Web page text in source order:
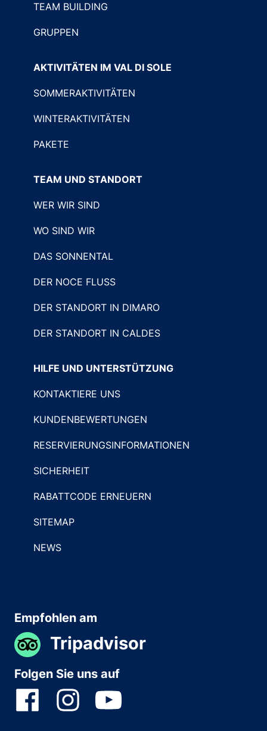
TEAM BUILDING
GRUPPEN
AKTIVITÄTEN IM VAL DI SOLE
SOMMERAKTIVITÄTEN
WINTERAKTIVITÄTEN
PAKETE
TEAM UND STANDORT
WER WIR SIND
WO SIND WIR
DAS SONNENTAL
DER NOCE FLUSS
DER STANDORT IN DIMARO
DER STANDORT IN CALDES
HILFE UND UNTERSTÜTZUNG
KONTAKTIERE UNS
KUNDENBEWERTUNGEN
RESERVIERUNGSINFORMATIONEN
SICHERHEIT
RABATTCODE ERNEUERN
SITEMAP
NEWS
Empfohlen am
Tripadvisor
Folgen Sie uns auf